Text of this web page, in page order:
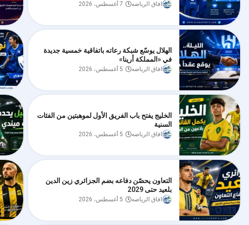
افاق الرياضه 7 أغسطس، 2026
الهلال يوسّع شبكة رعاته باتفاقية خمسية جديدة
في «المملكة أرينا»
افاق الرياضه 5 أغسطس، 2026
الخليج يفتح باب الفريق الأول لموهبتين من الفئات
السنية
افاق الرياضه 5 أغسطس، 2026
التعاون يحصّن دفاعه بضم الجزائري زين الدين
بلعيد حتى 2029
افاق الرياضه 5 أغسطس، 2026